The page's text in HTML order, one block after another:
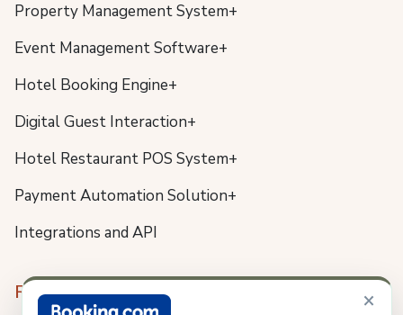
×
Property Management System+
Event Management Software+
Hotel Booking Engine+
Digital Guest Interaction+
Hotel Restaurant POS System+
Payment Automation Solution+
Integrations and API
Resources